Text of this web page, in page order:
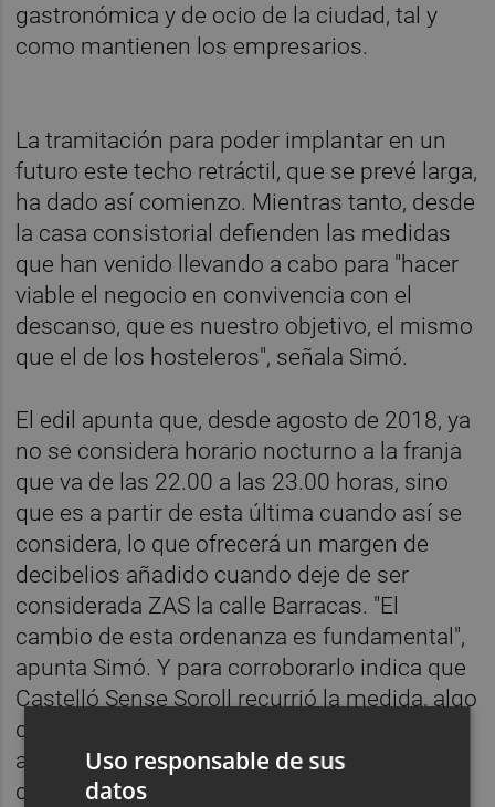
gastronómica y de ocio de la ciudad, tal y
como mantienen los empresarios.
La tramitación para poder implantar en un
futuro este techo retráctil, que se prevé larga,
ha dado así comienzo. Mientras tanto, desde
la casa consistorial defienden las medidas
que han venido llevando a cabo para "hacer
viable el negocio en convivencia con el
descanso, que es nuestro objetivo, el mismo
que el de los hosteleros", señala Simó.
El edil apunta que, desde agosto de 2018, ya
no se considera horario nocturno a la franja
que va de las 22.00 a las 23.00 horas, sino
que es a partir de esta última cuando así se
considera, lo que ofrecerá un margen de
decibelios añadido cuando deje de ser
considerada ZAS la calle Barracas. "El
cambio de esta ordenanza es fundamental",
apunta Simó. Y para corroborarlo indica que
Castelló Sense Soroll recurrió la medida, algo
que no evitó que saliera adelante "sin el
apoyo del PP". Asimismo, también destaca
que el año pasado se aprobó la norma "para
Uso responsable de sus
datos